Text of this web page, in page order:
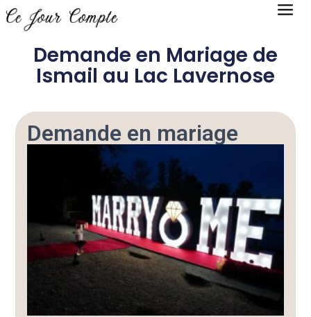
Demande en Mariage de
Ismail au Lac Lavernose
Demande en mariage